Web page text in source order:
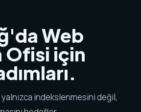
Web
Ofisi için
yalnızca indekslenmesini değil,